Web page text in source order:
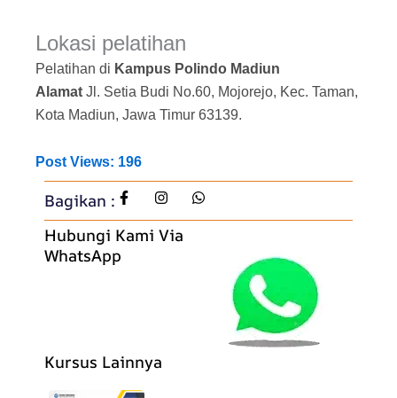
Lokasi pelatihan
Pelatihan di Kampus Polindo Madiun
AlamatJl. Setia Budi No.60, Mojorejo, Kec. Taman,
Kota Madiun, Jawa Timur 63139.
Post Views: 196
Bagikan :
Hubungi Kami Via
WhatsApp
Kursus Lainnya